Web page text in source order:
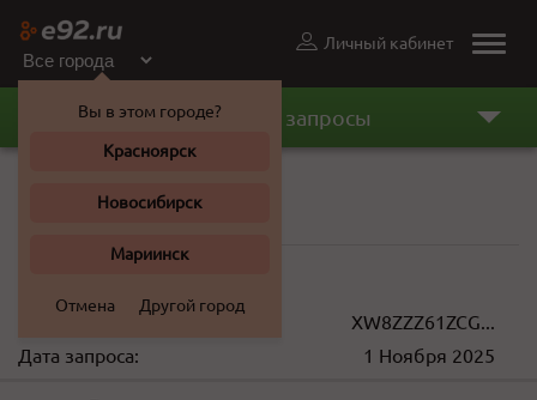
Toggle
Личный кабинет
Вы в этом городе?
Красноярск
Новосибирск
Мариинск
Отмена Другой город
Последние запросы
Стойка подвески
Volkswagen Polo 2012 г.
XW8ZZZ61ZCG...
Дата запроса:
1 Ноября 2025